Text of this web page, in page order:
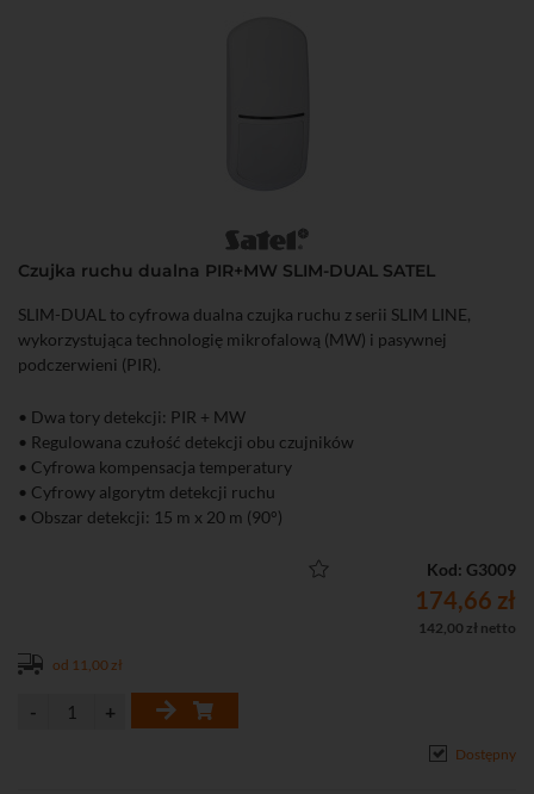
Czujka ruchu dualna PIR+MW SLIM-DUAL SATEL
SLIM-DUAL to cyfrowa dualna czujka ruchu z serii SLIM LINE,
wykorzystująca technologię mikrofalową (MW) i pasywnej
podczerwieni (PIR).
• Dwa tory detekcji: PIR + MW
• Regulowana czułość detekcji obu czujników
• Cyfrowa kompensacja temperatury
• Cyfrowy algorytm detekcji ruchu
• Obszar detekcji: 15 m x 20 m (90°)
• Wbudowane rezystory parametryczne
Kod: G3009
174,66 zł
142,00 zł netto
od 11,00 zł
Dostępny